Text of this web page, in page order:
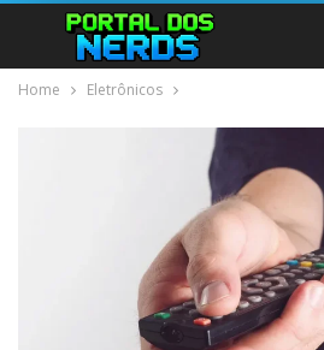
Home Eletrônicos